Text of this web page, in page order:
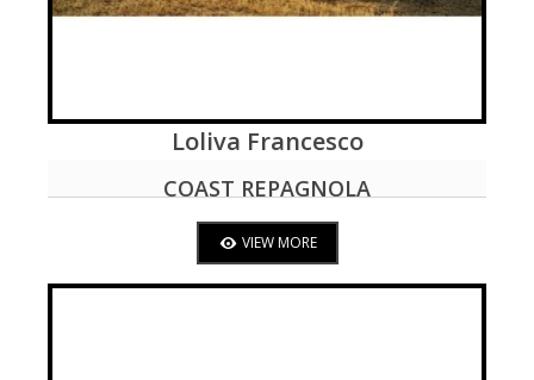
VIEW MORE
Loliva Francesco
COAST REPAGNOLA
VIEW MORE